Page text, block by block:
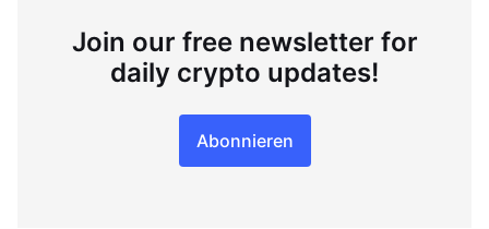
Join our free newsletter for
daily crypto updates!
Abonnieren